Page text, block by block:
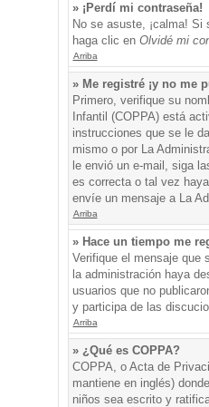
» ¡Perdí mi contraseña!
No se asuste, ¡calma!
haga clic en Olvidé mi
Arriba
» Me registré ¡y no me
Primero, verifique su
Infantil (COPPA) está
instrucciones que se le
mismo o por La
le envió un e-mail, siga
es correcta o tal vez
envíe un mensaje a La
Arriba
» Hace un tiempo me
Verifique el mensaje que
la administración haya
usuarios que no
y participa de las
Arriba
» ¿Qué es COPPA?
COPPA, o Acta de
mantiene en inglés)
niños sea escrito y